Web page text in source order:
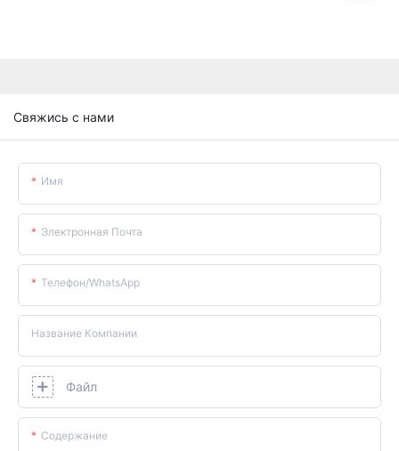
Свяжись с нами
Имя
Электронная Почта
Телефон/WhatsApp
Название Компании
Файл
Содержание